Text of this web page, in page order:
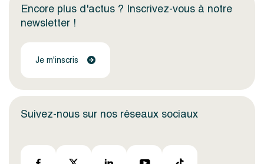
Encore plus d'actus ? Inscrivez-vous à notre
newsletter !
Je m'inscris
Suivez-nous sur nos réseaux sociaux